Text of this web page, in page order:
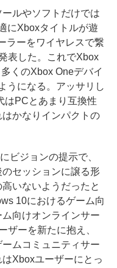
ルやソフトだけでは
にXboxタイトルが遊
ラーをワイヤレスで繋
表した。これでXbox
くのXbox Oneデバイ
うになる。アッサリし
はPCとあまり互換性
かなりインパクトの
ビジョンの提示で、
セッションに譲る形
いないようだったと
10におけるゲーム向
向けオンラインサー
ザーを新たに抱え、
ムコミュニティサー
Xboxユーザーにとっ